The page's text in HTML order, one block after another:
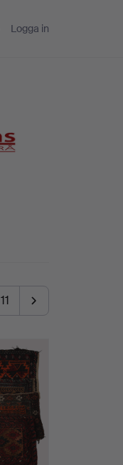
Logga in
11